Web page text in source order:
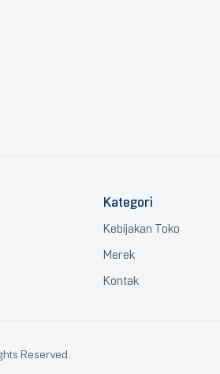
Kategori
Kebijakan Toko
Merek
Kontak
Reserved.